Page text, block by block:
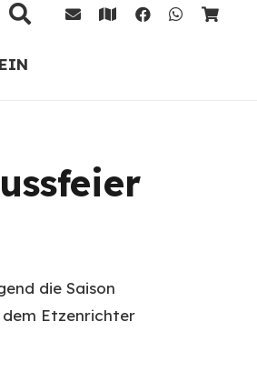
die Saison
Etzenrichter